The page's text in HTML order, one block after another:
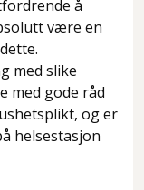
å
være en
med slike
med gode råd
og er
helsestasjon